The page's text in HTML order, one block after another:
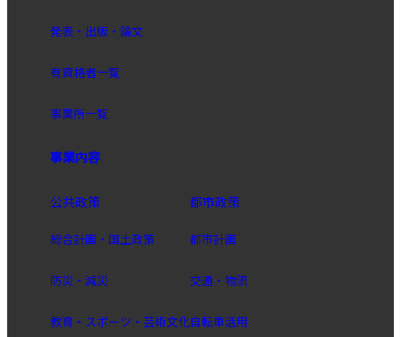
発表・出版・論文
有資格者一覧
事業所一覧
事業内容
公共政策
総合計画・国土政策
防災・減災
教育・スポーツ・芸術文化
都市政策
都市計画
交通・物流
自転車活用